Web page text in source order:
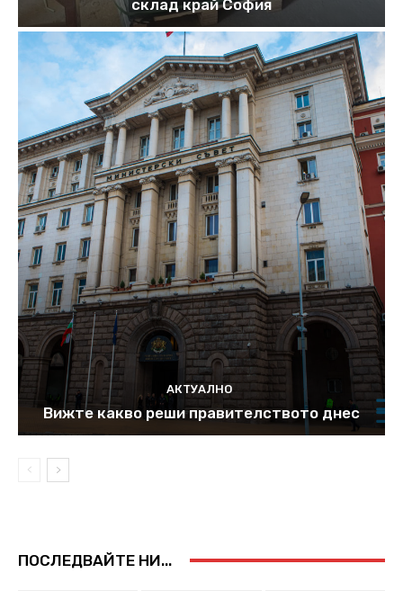
склад край София
АКТУАЛНО
Вижте какво реши правителството днес
ПОСЛЕДВАЙТЕ НИ...